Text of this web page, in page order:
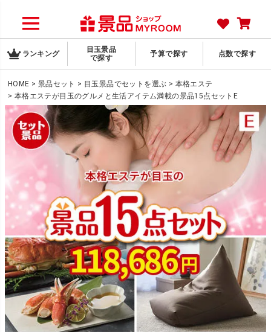
ランキング
目玉景品
で探す
予算で探す 点数で探す
HOME 景品セット 目玉景品でセットを選ぶ
本格エステ
本格エステが目玉のグルメと生活アイテム満載の景品15点セットE